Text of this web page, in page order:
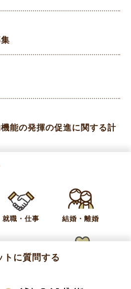
能の発揮の促進に関する計
税猶予の特例について
就職・仕事 結婚・離婚
トに質問する